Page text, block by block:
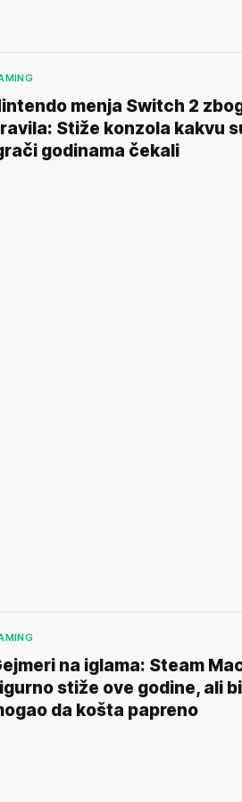
menja Switch 2
Stiže konzola kakvu
godinama čekali
na iglama: Steam
stiže ove godine, ali bi
da košta papreno